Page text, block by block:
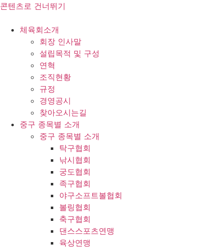
콘텐츠로 건너뛰기
체육회소개
회장 인사말
설립목적 및 구성
연혁
조직현황
규정
경영공시
찾아오시는길
중구 종목별 소개
중구 종목별 소개
탁구협회
낚시협회
궁도협회
족구협회
야구소프트볼협회
볼링협회
축구협회
댄스스포츠연맹
육상연맹